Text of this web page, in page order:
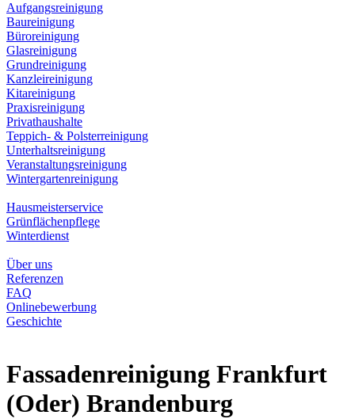
Aufgangsreinigung
Baureinigung
Büroreinigung
Glasreinigung
Grundreinigung
Kanzleireinigung
Kitareinigung
Praxisreinigung
Privathaushalte
Teppich- & Polsterreinigung
Unterhaltsreinigung
Veranstaltungsreinigung
Wintergartenreinigung
Hausmeisterservice
Grünflächenpflege
Winterdienst
Über uns
Referenzen
FAQ
Onlinebewerbung
Geschichte
Fassadenreinigung Frankfurt
(Oder) Brandenburg